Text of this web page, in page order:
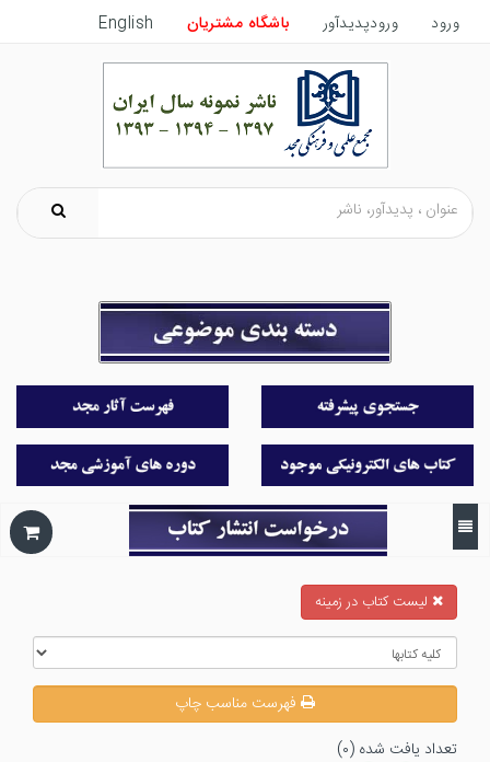
ورود ورودپدیدآور باشگاه مشتریان English
ليست كتاب در زمينه
فهرست مناسب چاپ
تعداد يافت شده (۰)